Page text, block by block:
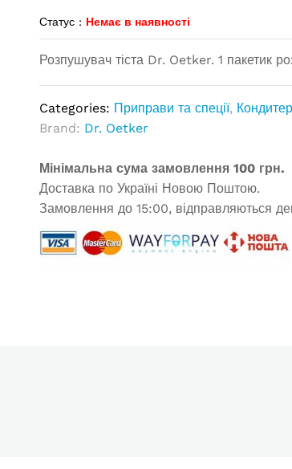
Статус : Немає в наявності
Розпушувач тіста Dr. Oetker. 1 пакетик
Categories: Приправи та спеції,
Brand: Dr. Oetker
Мінімальна сума замовлення 100 грн.
Доставка по Україні Новою Поштою.
Замовлення до 15:00, відправляються